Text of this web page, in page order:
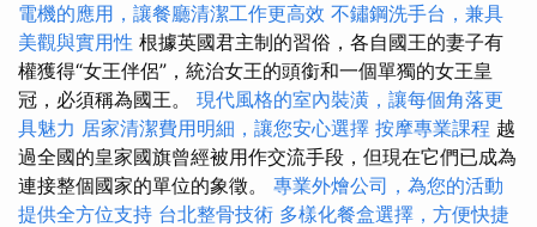
電機的應用，讓餐廳清潔工作更高效 不鏽鋼洗手台，兼具
美觀與實用性 根據英國君主制的習俗，各自國王的妻子有
權獲得“女王伴侶”，統治女王的頭銜和一個單獨的女王皇
冠，必須稱為國王。 現代風格的室內裝潢，讓每個角落更
具魅力 居家清潔費用明細，讓您安心選擇 按摩專業課程 越
過全國的皇家國旗曾經被用作交流手段，但現在它們已成為
連接整個國家的單位的象徵。 專業外燴公司，為您的活動
提供全方位支持 台北整骨技術 多樣化餐盒選擇，方便快捷